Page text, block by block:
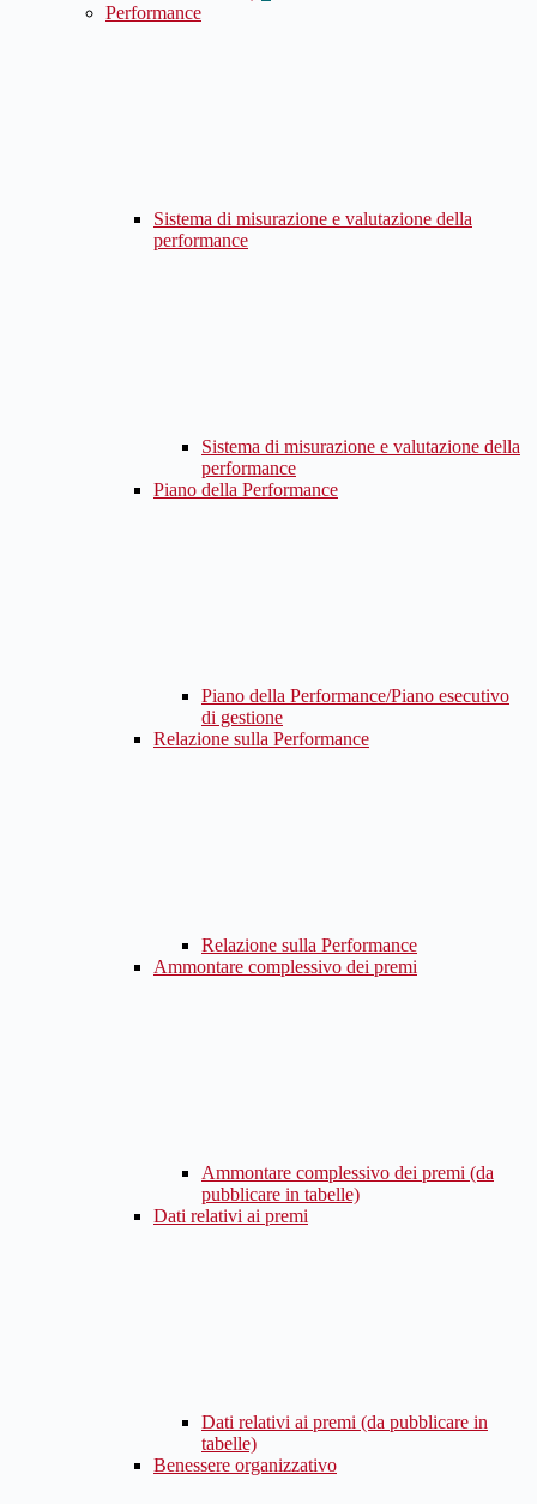
Performance
Sistema di misurazione e valutazione della
performance
Sistema di misurazione e valutazione della
performance
Piano della Performance
Piano della Performance/Piano esecutivo
di gestione
Relazione sulla Performance
Relazione sulla Performance
Ammontare complessivo dei premi
Ammontare complessivo dei premi (da
pubblicare in tabelle)
Dati relativi ai premi
Dati relativi ai premi (da pubblicare in
tabelle)
Benessere organizzativo